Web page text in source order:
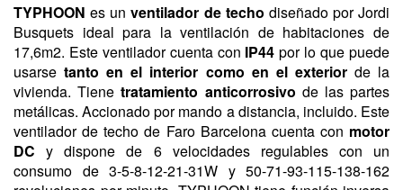
TYPHOON es unventilador de techo diseñado por Jordi
Busquets ideal para la ventilación de habitaciones de
17,6m2. Este ventilador cuenta con IP44 por lo que puede
usarsetanto en el interior como en el exteriorde la
vivienda. Tienetratamiento anticorrosivo de las partes
metálicas. Accionado por mando a distancia, incluido. Este
ventilador de techo de Faro Barcelona cuenta con motor
DC y dispone de 6 velocidades regulables con un
consumo de 3-5-8-12-21-31W y 50-71-93-115-138-162